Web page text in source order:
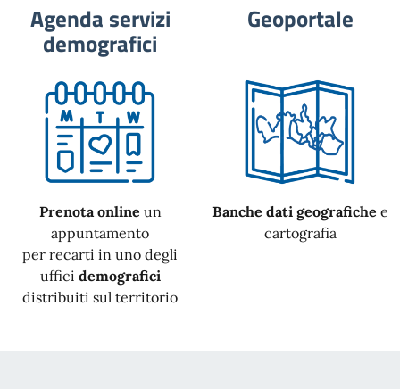
Agenda servizi
demografici
Prenota online un
appuntamento
per recarti in uno degli
uffici demografici
distribuiti sul territorio
Geoportale
Banche dati geografiche e
cartografia